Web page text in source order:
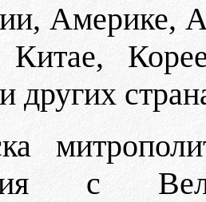
Америке,
Китае,
других
с